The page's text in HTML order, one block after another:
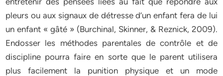
pleurs ou aux signaux de détresse d’un enfant fera de lui
un enfant « gâté » (Burchinal, Skinner, & Reznick, 2009).
Endosser les méthodes parentales de contrôle et de
discipline pourra faire en sorte que le parent utilisera
plus facilement la punition physique et un mode